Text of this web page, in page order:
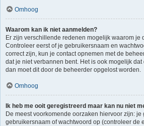
Omhoog
Waarom kan ik niet aanmelden?
Er zijn verschillende redenen mogelijk waarom je
Controleer eerst of je gebruikersnaam en
correct zijn, kun je contact opnemen met de
dat je niet verbannen bent. Het is ook mogelijk
dan moet dit door de beheerder opgelost worden.
Omhoog
Ik heb me ooit geregistreerd maar kan nu niet
De meest voorkomende oorzaken hiervoor zijn: je
gebruikersnaam of wachtwoord op (controleer de